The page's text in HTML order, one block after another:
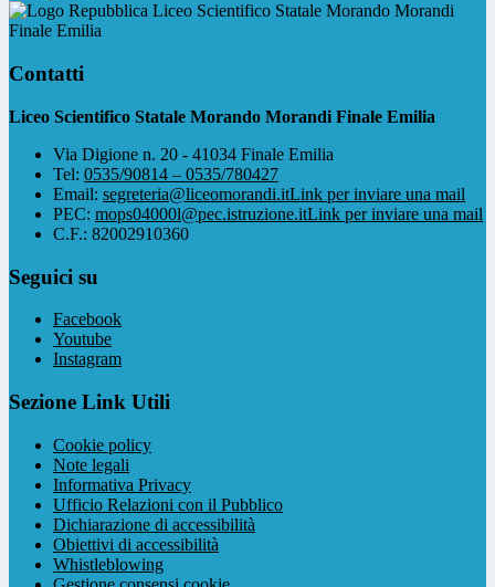
Liceo Scientifico Statale Morando Morandi
Finale Emilia
Contatti
Liceo Scientifico Statale Morando Morandi Finale Emilia
Via Digione n. 20 - 41034 Finale Emilia
Tel: 0535/90814 – 0535/780427
Email: segreteria@liceomorandi.itLink per inviare una mail
PEC: mops04000l@pec.istruzione.itLink per inviare una mail
C.F.: 82002910360
Seguici su
Facebook
Youtube
Instagram
Sezione Link Utili
Cookie policy
Note legali
Informativa Privacy
Ufficio Relazioni con il Pubblico
Dichiarazione di accessibilità
Obiettivi di accessibilità
Whistleblowing